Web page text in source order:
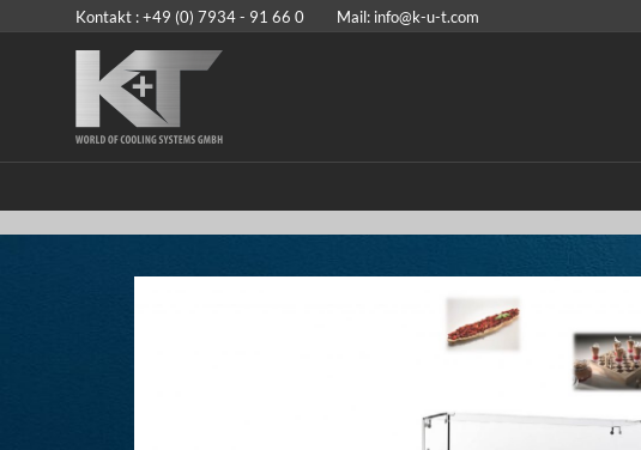
Kontakt : +49 (0) 7934 - 91 66 0 Mail: info@k-u-t.com